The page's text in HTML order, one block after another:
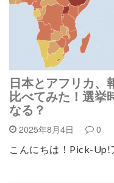
日本とアフリカ、
比べてみた！選挙
なる？
2025年8月4日 0
こんにちは！Pick-Up!